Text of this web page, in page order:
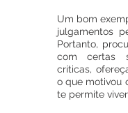
Um bom
julgamentos
Portanto,
com certas
críticas,
o que motivou
te permite